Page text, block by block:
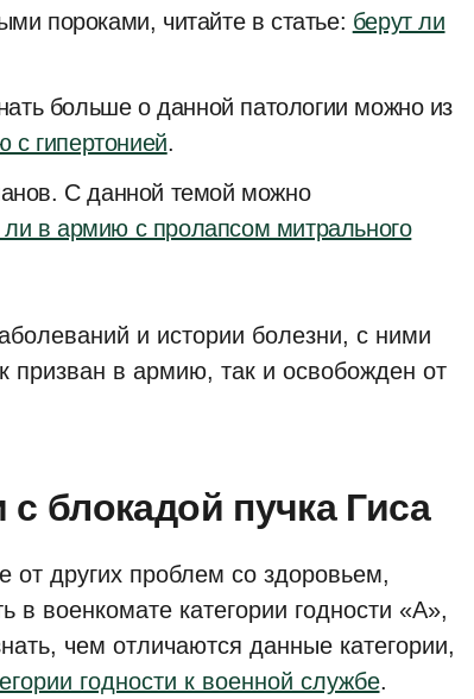
пороками, читайте в статье: берут ли
больше о данной патологии можно из
с гипертонией.
С данной темой можно
ли в армию с пролапсом митрального
и истории болезни, с ними
призван в армию, так и освобожден от
с блокадой пучка Гиса
от других проблем со здоровьем,
в военкомате категории годности «А»,
чем отличаются данные категории,
годности к военной службе.